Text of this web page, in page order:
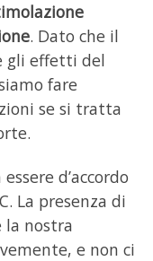
. Dato che il
gli effetti del
fare
se si tratta
d’accordo
La presenza di
la nostra
e non ci